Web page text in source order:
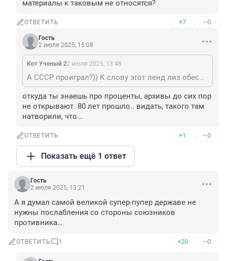
материалы к таковым не относятся?
ОТВЕТИТЬ +7 –0
Гость
2 июля 2025, 15:08
Кот Ученый 22 июля 2025, 13:48
А СССР проиграл?)) К слову этот ленд лиз обеспечил всего 4% военных потребностей СССР
откуда ты знаешь про проценты, архивы до сих пор
не открывают. 80 лет прошло.. видать, такого там
натворили, что...
ОТВЕТИТЬ +1 –0
Показать ещё 1 ответ
Гость
2 июля 2025, 13:21
А я думал самой великой супер-пупер державе не
нужны послабления со стороны союзников
противника…
ОТВЕТИТЬ 1 +20 –0